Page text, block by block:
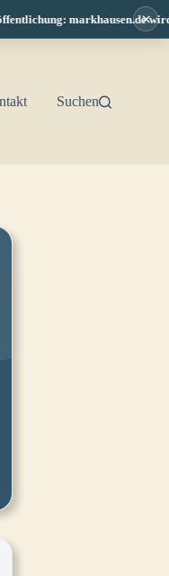
markhausen.de wird
×
Suchen